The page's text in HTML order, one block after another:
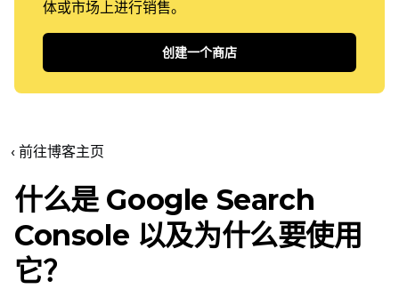
体或市场上进行销售。
创建一个商店
‹ 前往博客主页
什么是 Google Search
Console 以及为什么要使用
它？